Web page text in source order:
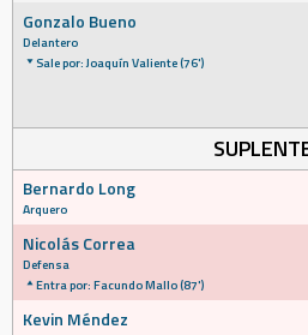
Gonzalo Bueno
Delantero
Sale por: Joaquín Valiente (76')
Bernardo Long
Arquero
Nicolás Correa
Defensa
Entra por: Facundo Mallo (87')
Kevin Méndez